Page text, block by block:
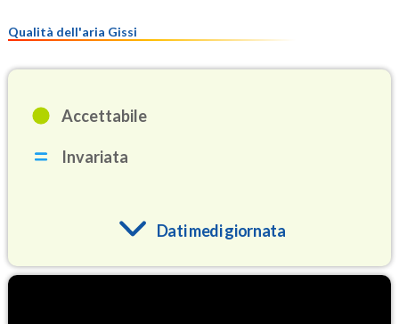
Qualità dell'aria Gissi
Accettabile
Invariata
Dati medi giornata